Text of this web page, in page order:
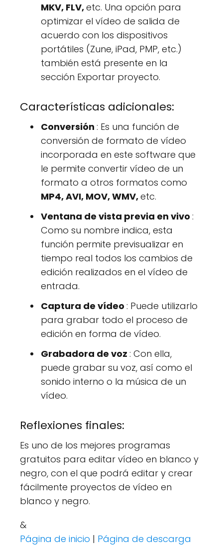
MKV, FLV,etc. Una opción para
optimizar el vídeo de salida de
acuerdo con los dispositivos
portátiles (Zune, iPad, PMP, etc.)
también está presente en la
sección Exportar proyecto.
Características adicionales:
Conversión : Es una función de
conversión de formato de vídeo
incorporada en este software que
le permite convertir vídeo de un
formato a otros formatos como
MP4, AVI, MOV, WMV,etc.
Ventana de vista previa en vivo :
Como su nombre indica, esta
función permite previsualizar en
tiempo real todos los cambios de
edición realizados en el vídeo de
entrada.
Captura de vídeo : Puede utilizarlo
para grabar todo el proceso de
edición en forma de vídeo.
Grabadora de voz : Con ella,
puede grabar su voz, así como el
sonido interno o la música de un
vídeo.
Reflexiones finales:
Es uno de los mejores programas
gratuitos para editar vídeo en blanco y
negro, con el que podrá editar y crear
fácilmente proyectos de vídeo en
blanco y negro.
&
Página de inicio | Página de descarga